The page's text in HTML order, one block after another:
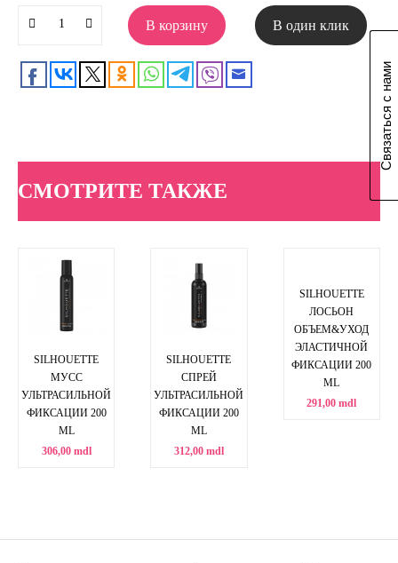
Связаться с нами
В корзину В один клик
СМОТРИТЕ ТАКЖЕ
SILHOUETTE
МУСС
УЛЬТРАСИЛЬНОЙ
ФИКСАЦИИ 200
ML
306,00 mdl
SILHOUETTE
СПРЕЙ
УЛЬТРАСИЛЬНОЙ
ФИКСАЦИИ 200
ML
312,00 mdl
SILHOUETTE
ЛОСЬОН
ОБЪЕМ&УХОД
ЭЛАСТИЧНОЙ
ФИКСАЦИИ 200
ML
291,00 mdl